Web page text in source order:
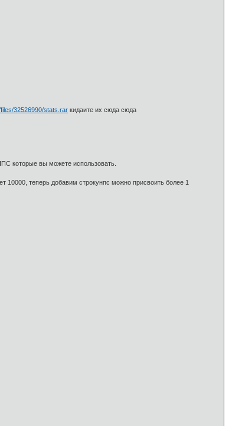
32526990/stats.rar кидаите их сюда сюда
которые вы можете использовать.
теперь добавим строкунпс можно присвоить более 1